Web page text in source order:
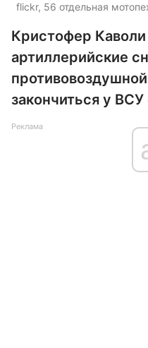
flickr, 56 отдельная
Кристофер Каволи
артиллерийские
закончиться у
Реклама